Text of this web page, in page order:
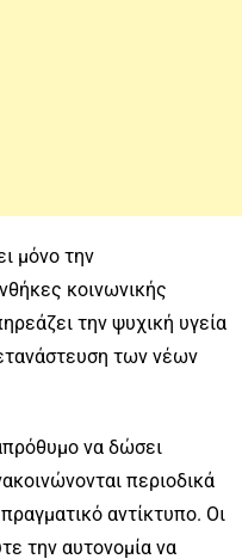
μόνο την
κοινωνικής
την ψυχική υγεία
των νέων
να δώσει
περιοδικά
αντίκτυπο. Οι
την αυτονομία να